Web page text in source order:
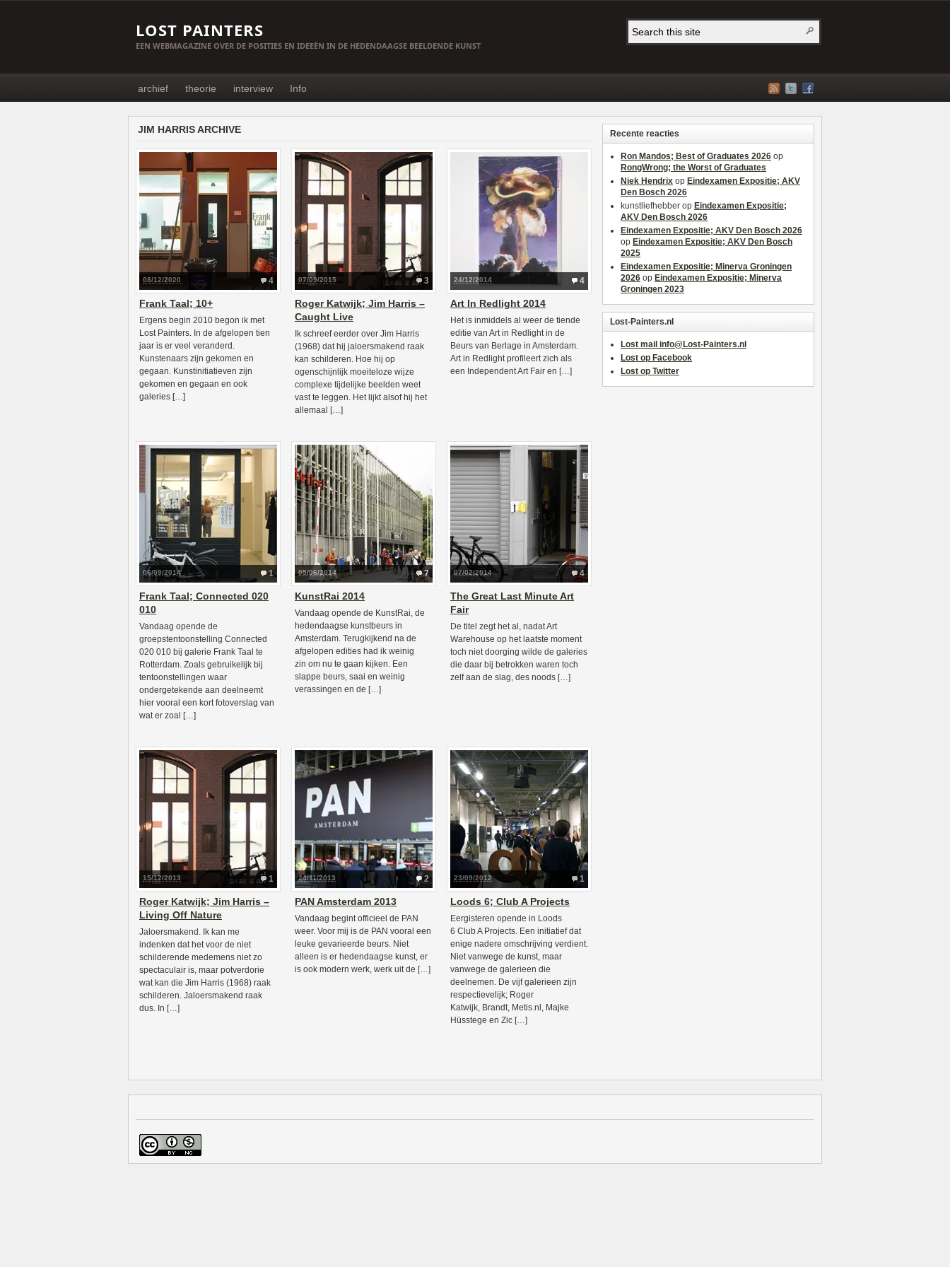
LOST PAINTERS
EEN WEBMAGAZINE OVER DE POSITIES EN IDEEËN IN DE HEDENDAAGSE BEELDENDE KUNST
archief theorie interview Info
JIM HARRIS ARCHIVE
4
08/12/2020
Frank Taal; 10+
Ergens begin 2010 begon ik met
Lost Painters. In de afgelopen tien
jaar is er veel veranderd.
Kunstenaars zijn gekomen en
gegaan. Kunstinitiatieven zijn
gekomen en gegaan en ook
galeries […]
3
07/09/2015
Roger Katwijk; Jim Harris –
Caught Live
Ik schreef eerder over Jim Harris
(1968) dat hij jaloersmakend raak
kan schilderen. Hoe hij op
ogenschijnlijk moeiteloze wijze
complexe tijdelijke beelden weet
vast te leggen. Het lijkt alsof hij het
allemaal […]
4
24/12/2014
Art In Redlight 2014
Het is inmiddels al weer de tiende
editie van Art in Redlight in de
Beurs van Berlage in Amsterdam.
Art in Redlight profileert zich als
een Independent Art Fair en […]
1
06/09/2014
Frank Taal; Connected 020
010
Vandaag opende de
groepstentoonstelling Connected
020 010 bij galerie Frank Taal te
Rotterdam. Zoals gebruikelijk bij
tentoonstellingen waar
ondergetekende aan deelneemt
hier vooral een kort fotoverslag van
wat er zoal […]
7
05/06/2014
KunstRai 2014
Vandaag opende de KunstRai, de
hedendaagse kunstbeurs in
Amsterdam. Terugkijkend na de
afgelopen edities had ik weinig
zin om nu te gaan kijken. Een
slappe beurs, saai en weinig
verassingen en de […]
4
07/02/2014
The Great Last Minute Art
Fair
De titel zegt het al, nadat Art
Warehouse op het laatste moment
toch niet doorging wilde de galeries
die daar bij betrokken waren toch
zelf aan de slag, des noods […]
1
15/12/2013
Roger Katwijk; Jim Harris –
Living Off Nature
Jaloersmakend. Ik kan me
indenken dat het voor de niet
schilderende medemens niet zo
spectaculair is, maar potverdorie
wat kan die Jim Harris (1968) raak
schilderen. Jaloersmakend raak
dus. In […]
2
24/11/2013
PAN Amsterdam 2013
Vandaag begint officieel de PAN
weer. Voor mij is de PAN vooral een
leuke gevarieerde beurs. Niet
alleen is er hedendaagse kunst, er
is ook modern werk, werk uit de […]
1
23/09/2012
Loods 6; Club A Projects
Eergisteren opende in Loods
6 Club A Projects. Een initiatief dat
enige nadere omschrijving verdient.
Niet vanwege de kunst, maar
vanwege de galerieen die
deelnemen. De vijf galerieen zijn
respectievelijk; Roger
Katwijk, Brandt, Metis.nl, Majke
Hüsstege en Zic […]
Recente reacties
Ron Mandos; Best of Graduates 2026 op
RongWrong; the Worst of Graduates
Niek Hendrix op Eindexamen Expositie; AKV
Den Bosch 2026
kunstliefhebber op Eindexamen Expositie;
AKV Den Bosch 2026
Eindexamen Expositie; AKV Den Bosch 2026
op Eindexamen Expositie; AKV Den Bosch
2025
Eindexamen Expositie; Minerva Groningen
2026 op Eindexamen Expositie; Minerva
Groningen 2023
Lost-Painters.nl
Lost mail info@Lost-Painters.nl
Lost op Facebook
Lost op Twitter